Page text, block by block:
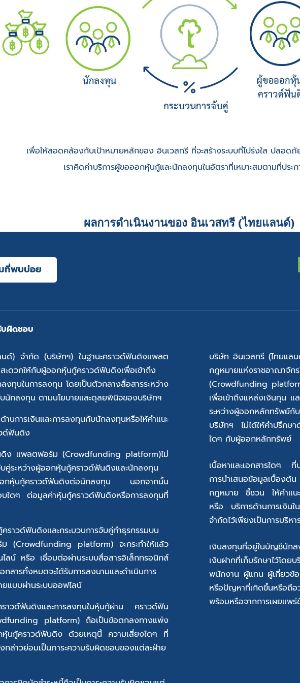
เพื่อให้สอดคล้องกับเป้าหมายหลักของ อินเวสทรี ที่จะสร้างระบบที่โปร่งใส ปลอดภั
เราคิดค่าบริการผู้ขอออกหุ้นกู้และนักลงทุนในอัตราที่เหมาะสมตามที่ประก
ผลการดำเนินงานของ อินเวสทรี (ไทยแลนด์)
ที่พบบ่อย
บผิดชอบ
ด์) จำกัด (บริษัทฯ) ในฐานะคราวด์ฟันดิงแพลต​
ะดวกให้กับผู้ออกหุ้นกู้คราวด์ฟันดิงเพื่อเข้าถึง
งทุนในการลงทุน โดยเป็นตัวกลางสื่อสารระหว่าง
กลงทุน ตามนโยบายและดุลยพินิจของบริษัทฯ
านการเงินและการลงทุนกับนักลงทุนหรือให้คำแนะ
ด์ฟันดิง
ดิง แพลตฟอร์ม (Crowdfunding platform)ไม่
คู่ระหว่างผู้ออกหุ้นกู้คราวด์ฟันดิงและนักลงทุน
ออกหุ้นกู้คราวด์ฟันดิงต่อนักลงทุน นอกจากนั้น
ใดๆ ต่อมูลค่าหุ้นกู้คราวด์ฟันดิงหรือการลงทุนที่
ราวด์ฟันดิงและกระบวนการจับคู่ทำธุรกรรมบน
(Crowdfunding platform) จะกระทำให้แล้ว
ไลน์ หรือ เชื่อมต่อผ่านระบบสื่อสารอิเล็กทรอนิกส์
ารทั้งหมดจะได้รับการลงนามและดำเนินการ
แบบผ่านระบบออฟไลน์
ราวด์ฟันดิงและการลงทุนในหุ้นกู้ผ่าน คราวด์ฟัน
platform) ถือเป็นข้อตกลงทางแพ่ง
หุ้นกู้คราวด์ฟันดิง ด้วยเหตุนี้ ความเสี่ยงใดๆ ที่
ล่าวย่อมเป็นภาระความรับผิดชอบของแต่ละฝ่าย
บริษัท อินเวสทรี (ไทยแ
กฎหมายแห่งราชอาณาจั
(Crowdfunding
เพื่อเข้าถึงแหล่งเงินทุน แ
ระหว่างผู้ออกหลักทรัพ
บริษัทฯ ไม่ได้ให้คำปรึกษา
ใดๆ กับผู้ออกหลักทรัพย์
เนื้อหาและเอกสารใดๆ ที่
การนำเสนอข้อมูลเบื้องต้
กฎหมาย ชี้ชวน ให้คำแน
หรือ บริการด้านการเงิน
จำกัดไว้เพียงเป็นการบริหา
เงินลงทุนที่อยู่ในบัญชีนัก
เงินฝากที่เก็บรักษาไว้โด
พนักงาน ผู้แทน ผู้เกี่ยวข้อ
หรือปัญหาที่เกิดขึ้นหรือถือ
พร้อมหรือจากการเผยแพ